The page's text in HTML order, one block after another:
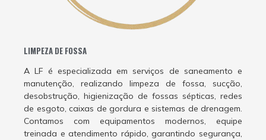
LIMPEZA DE FOSSA
A LF é especializada em serviços de saneamento e
manutenção, realizando limpeza de fossa, sucção,
desobstrução, higienização de fossas sépticas, redes
de esgoto, caixas de gordura e sistemas de drenagem.
Contamos com equipamentos modernos, equipe
treinada e atendimento rápido, garantindo segurança,